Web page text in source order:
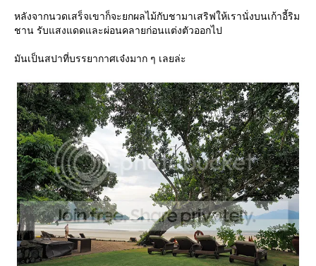
หลังจากนวดเสร็จเขาก็จะยกผลไม้กับชามาเสริฟให้เรานั่งบนเก้าอี้ริม
ชาน รับแสงแดดและผ่อนคลายก่อนแต่งตัวออกไป
มันเป็นสปาที่บรรยากาศเจ๋งมาก ๆ เลยล่ะ